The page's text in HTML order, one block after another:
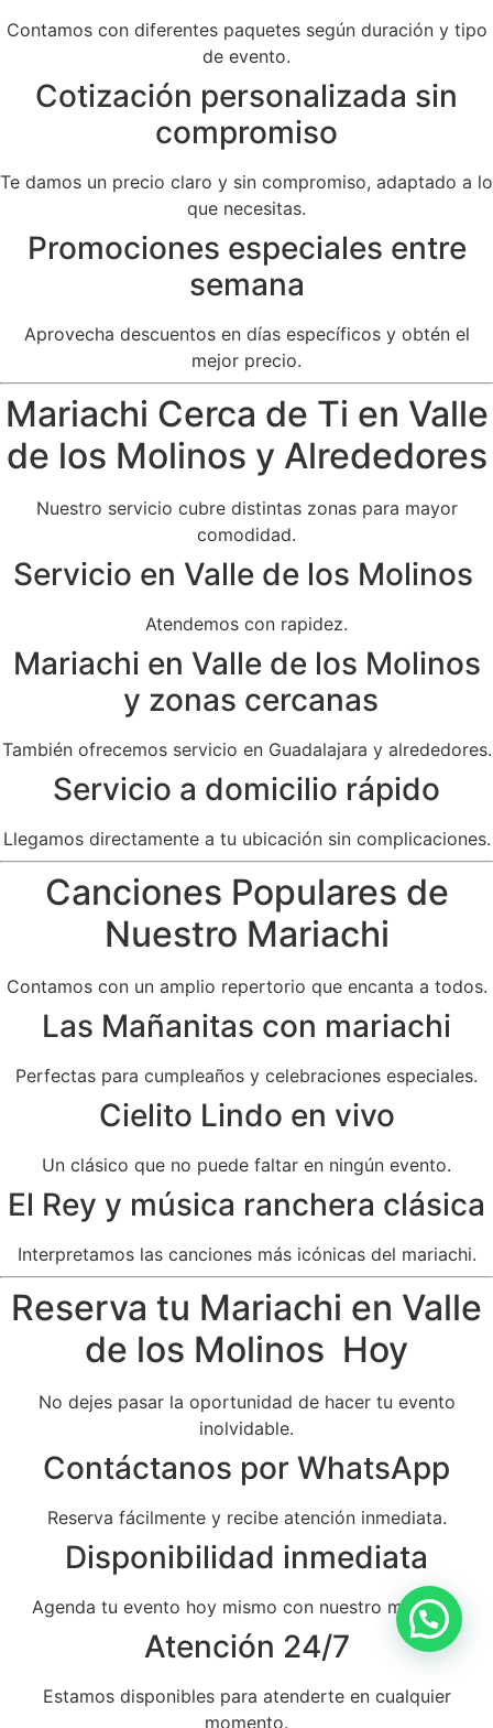
Contamos con diferentes paquetes según duración y tipo
de evento.
Cotización personalizada sin
compromiso
Te damos un precio claro y sin compromiso, adaptado a lo
que necesitas.
Promociones especiales entre
semana
Aprovecha descuentos en días específicos y obtén el
mejor precio.
Mariachi Cerca de Ti en Valle
de los Molinos y Alrededores
Nuestro servicio cubre distintas zonas para mayor
comodidad.
Servicio en Valle de los Molinos
Atendemos con rapidez.
Mariachi en Valle de los Molinos
y zonas cercanas
También ofrecemos servicio en Guadalajara y alrededores.
Servicio a domicilio rápido
Llegamos directamente a tu ubicación sin complicaciones.
Canciones Populares de
Nuestro Mariachi
Contamos con un amplio repertorio que encanta a todos.
Las Mañanitas con mariachi
Perfectas para cumpleaños y celebraciones especiales.
Cielito Lindo en vivo
Un clásico que no puede faltar en ningún evento.
El Rey y música ranchera clásica
Interpretamos las canciones más icónicas del mariachi.
Reserva tu Mariachi en Valle
de los Molinos Hoy
No dejes pasar la oportunidad de hacer tu evento
inolvidable.
Contáctanos por WhatsApp
Reserva fácilmente y recibe atención inmediata.
Disponibilidad inmediata
Agenda tu evento hoy mismo con nuestro mariachi.
Atención 24/7
Estamos disponibles para atenderte en cualquier
momento.